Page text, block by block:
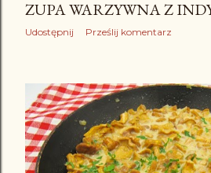
ZUPA WARZYWNA Z
Udostępnij Prześlij komentarz